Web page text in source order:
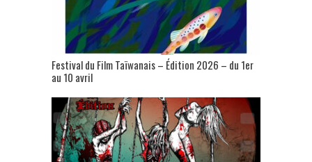
Festival du Film Taïwanais – Édition 2026 – du 1er
au 10 avril